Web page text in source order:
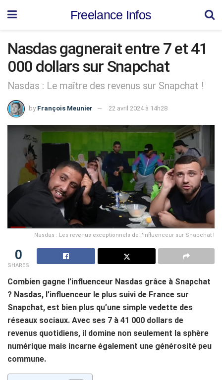
Freelance Infos
Nasdas gagnerait entre 7 et 41
000 dollars sur Snapchat
Nasdas : Le maître des revenus sur Snapchat !
by François Meunier 22 avril 2024 à 14h28
Nasdas : Les revenus exceptionnels de l'influenceur sur Snapchat !
0
SHARES
Combien gagne l’influenceur Nasdas grâce à Snapchat
? Nasdas, l’influenceur le plus suivi de France sur
Snapchat, est bien plus qu’une simple vedette des
réseaux sociaux. Avec ses 7 à 41 000 dollars de
revenus quotidiens, il domine non seulement la sphère
numérique mais incarne également une générosité peu
commune.